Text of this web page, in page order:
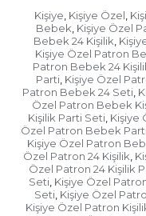
birlikte
134 80 76 whatsapp
Kargonuzu Teslim
Gerekenler
- Ürünü teslim
fişte yer alan "ürünü
beyanını da kabul
ürünü teslim
bakmaya çalışın.
kargo fişinin
teslim alınmıştır"
Kişiye, Kişiye Özel,
Bebek, Kişiye Özel
Bebek 24 Kişilik,
Kişiye Özel Patron
Patron Bebek 24
Parti, Kişiye Özel
Patron Bebek 24 Seti,
Özel Patron Bebek
Kişilik Parti Seti, Kişiye
Özel Patron Bebek
Kişiye Özel Patron
Özel Patron 24 Kişilik,
Özel Patron 24 Kişilik
Seti, Kişiye Özel
Seti, Kişiye Özel
Kişiye Özel Patron